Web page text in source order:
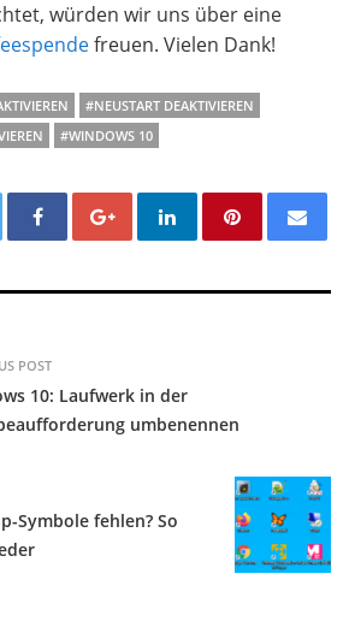
würden wir uns über eine
freuen. Vielen Dank!
#NEUSTART DEAKTIVIEREN
#WINDOWS 10
POST
10: Laufwerk in der
umbenennen
Symbole fehlen? So